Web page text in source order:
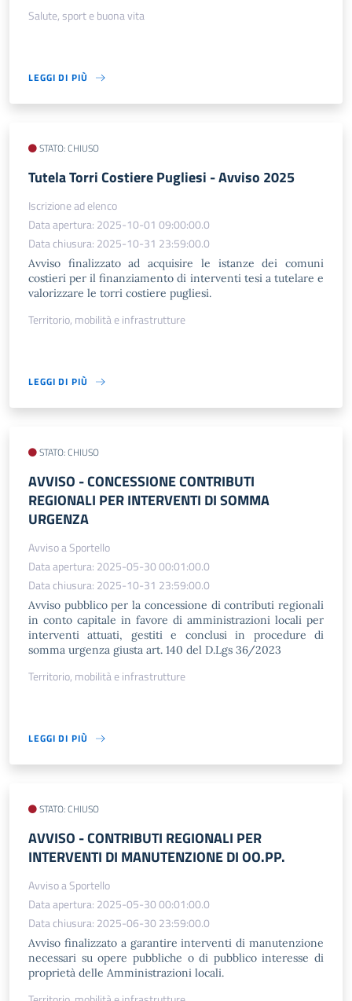
Salute, sport e buona vita
LEGGI DI PIÙ
STATO: CHIUSO
Tutela Torri Costiere Pugliesi - Avviso 2025
Iscrizione ad elenco
Data apertura: 2025-10-01 09:00:00.0
Data chiusura: 2025-10-31 23:59:00.0
Avviso finalizzato ad acquisire le istanze dei comuni
costieri per il finanziamento di interventi tesi a tutelare e
valorizzare le torri costiere pugliesi.
Territorio, mobilità e infrastrutture
LEGGI DI PIÙ
STATO: CHIUSO
AVVISO​ - CONCESSIONE CONTRIBUTI
REGIONALI PER INTERVENTI DI SOMMA
URGENZA
Avviso a Sportello
Data apertura: 2025-05-30 00:01:00.0
Data chiusura: 2025-10-31 23:59:00.0
Avviso pubblico per la concessione di contributi regionali
in conto capitale in favore di amministrazioni locali per
interventi attuati, gestiti e conclusi in procedure di
somma urgenza giusta art. 140 del D.Lgs 36/2023
Territorio, mobilità e infrastrutture
LEGGI DI PIÙ
STATO: CHIUSO
AVVISO - CONTRIBUTI REGIONALI PER
INTERVENTI DI MANUTENZIONE DI OO.PP.
Avviso a Sportello
Data apertura: 2025-05-30 00:01:00.0
Data chiusura: 2025-06-30 23:59:00.0
Avviso finalizzato a garantire interventi di manutenzione
necessari su opere pubbliche o di pubblico interesse di
proprietà delle Amministrazioni locali.